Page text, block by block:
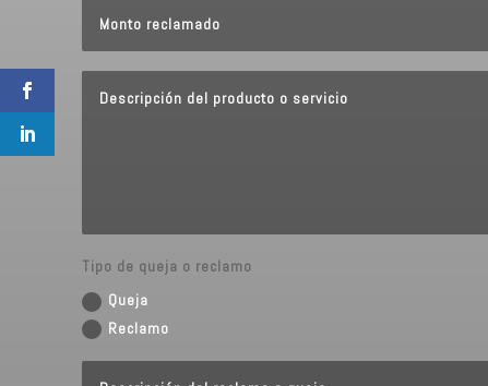
Tipo de queja o reclamo
Queja
Reclamo